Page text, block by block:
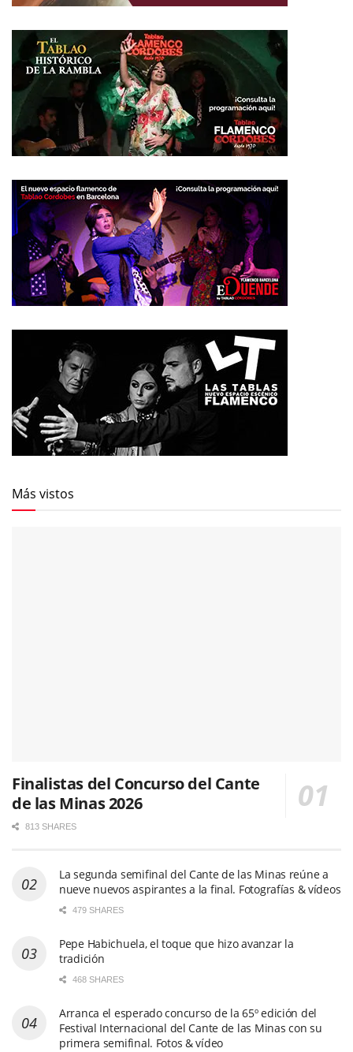
Más vistos
Finalistas del Concurso del Cante
de las Minas 2026
813 SHARES
La segunda semifinal del Cante de las Minas reúne a
nueve nuevos aspirantes a la final. Fotografías & vídeos
479 SHARES
Pepe Habichuela, el toque que hizo avanzar la
tradición
468 SHARES
Arranca el esperado concurso de la 65º edición del
Festival Internacional del Cante de las Minas con su
primera semifinal. Fotos & vídeo